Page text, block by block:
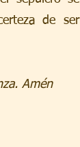
de ser
Amén